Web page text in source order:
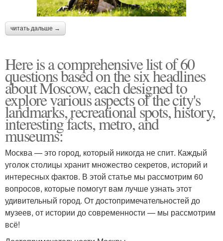
читать дальше →
Here is a comprehensive list of 60
questions based on the six headlines
about Moscow, each designed to
explore various aspects of the city's
landmarks, recreational spots, history,
interesting facts, metro, and
museums:
Москва — это город, который никогда не спит. Каждый
уголок столицы хранит множество секретов, историй и
интересных фактов. В этой статье мы рассмотрим 60
вопросов, которые помогут вам лучше узнать этот
удивительный город. От достопримечательностей до
музеев, от истории до современности — мы рассмотрим
всё!